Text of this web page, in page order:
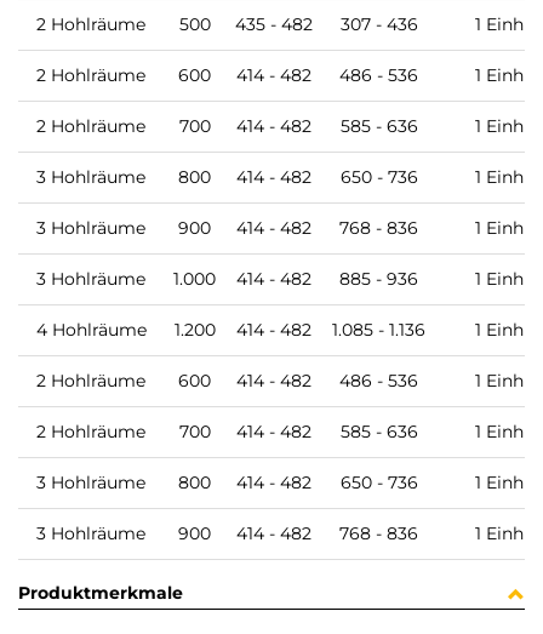
2 Hohlräume 500 435 - 482 307 - 436 1 Einh
2 Hohlräume 600 414 - 482 486 - 536 1 Einh
2 Hohlräume 700 414 - 482 585 - 636 1 Einh
3 Hohlräume 800 414 - 482 650 - 736 1 Einh
3 Hohlräume 900 414 - 482 768 - 836 1 Einh
3 Hohlräume 1.000 414 - 482 885 - 936 1 Einh
4 Hohlräume 1.200 414 - 482 1.085 - 1.136 1 Einh
2 Hohlräume 600 414 - 482 486 - 536 1 Einh
2 Hohlräume 700 414 - 482 585 - 636 1 Einh
3 Hohlräume 800 414 - 482 650 - 736 1 Einh
3 Hohlräume 900 414 - 482 768 - 836 1 Einh
Produktmerkmale